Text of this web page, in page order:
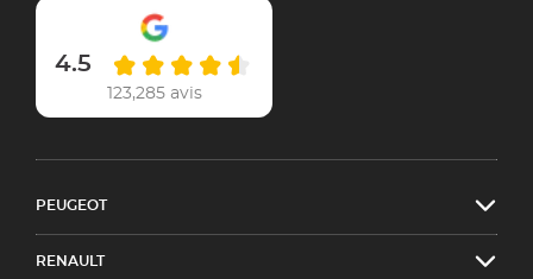
4.5
123,285 avis
PEUGEOT
RENAULT